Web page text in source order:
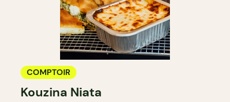
COMPTOIR
Kouzina Niata